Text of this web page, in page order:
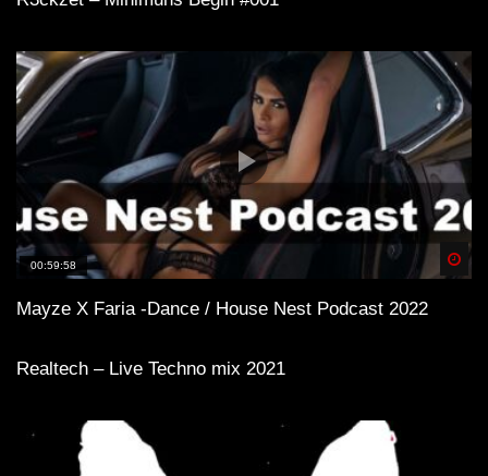
00:59:58
Mayze X Faria -Dance / House Nest Podcast 2022
Realtech – Live Techno mix 2021